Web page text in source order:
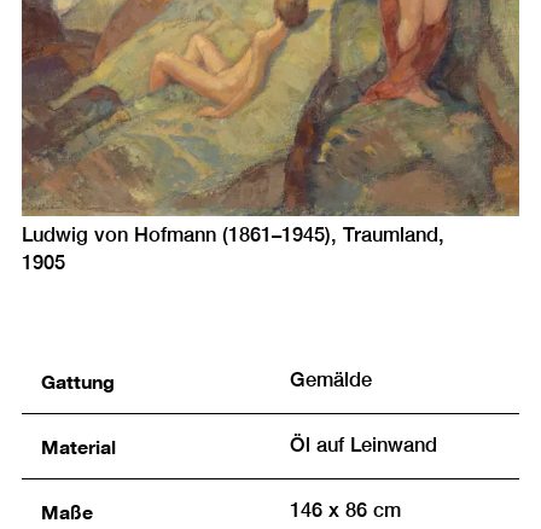
Ludwig von Hofmann (1861–1945), Traumland,
1905
Gattung Gemälde
Material Öl auf Leinwand
Maße 146 x 86 cm